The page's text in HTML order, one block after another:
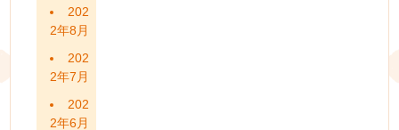
202
2年8月
202
2年7月
202
2年6月